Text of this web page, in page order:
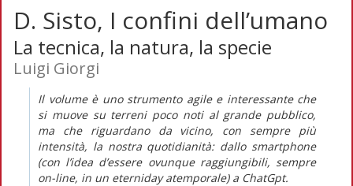
D. Sisto, I confini dell’umano
La tecnica, la natura, la specie
Luigi Giorgi
Il volume è uno strumento agile e interessante che
si muove su terreni poco noti al grande pubblico,
ma che riguardano da vicino, con sempre più
intensità, la nostra quotidianità: dallo smartphone
(con l’idea d’essere ovunque raggiungibili, sempre
on-line, in un eternidayatemporale) a ChatGpt.